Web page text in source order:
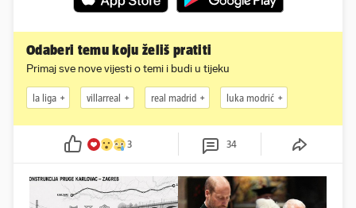
Odaberi temu koju želiš pratiti
Primaj sve nove vijesti o temi i budi u tijeku
la liga villarreal real madrid luka modrić
3 34